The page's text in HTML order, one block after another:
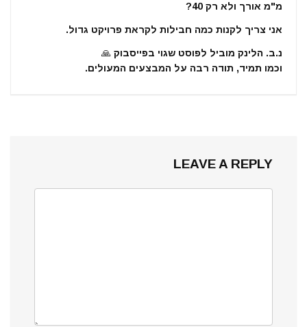
מ"מ אורך ולא רק 40?
אני צריך לקנות כמה חבילות לקראת פרויקט גדול.
נ.ב. הלינק מוביל לפוסט שגוי בפייסבוק 🙏
וכמו תמיד, תודה רבה על המבצעים המעולים.
LEAVE A REPLY